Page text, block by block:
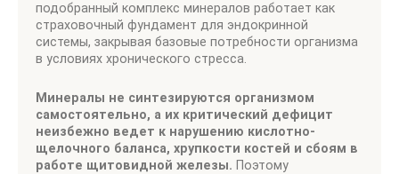
подобранный комплекс минералов работает как
страховочный фундамент для эндокринной
системы, закрывая базовые потребности организма
в условиях хронического стресса.
Минералы не синтезируются организмом
самостоятельно, а их критический дефицит
неизбежно ведет к нарушению кислотно-
щелочного баланса, хрупкости костей и сбоям в
работе щитовидной железы. Поэтому